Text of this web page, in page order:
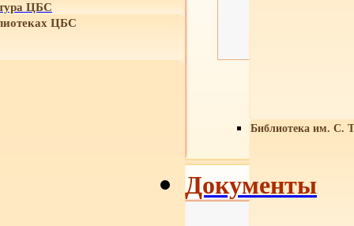
ЦБС
ЦБС
Библиотека им. С.
Документы